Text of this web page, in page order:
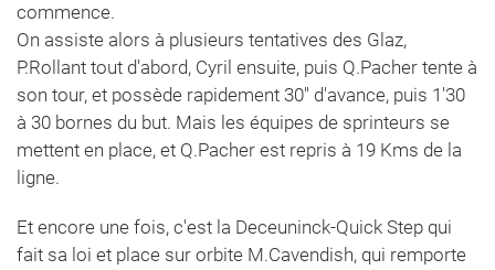
commence.
On assiste alors à plusieurs tentatives des Glaz,
P.Rollant tout d'abord, Cyril ensuite, puis Q.Pacher tente à
son tour, et possède rapidement 30'' d'avance, puis 1'30
à 30 bornes du but. Mais les équipes de sprinteurs se
mettent en place, et Q.Pacher est repris à 19 Kms de la
ligne.
Et encore une fois, c'est la Deceuninck-Quick Step qui
fait sa loi et place sur orbite M.Cavendish, qui remporte